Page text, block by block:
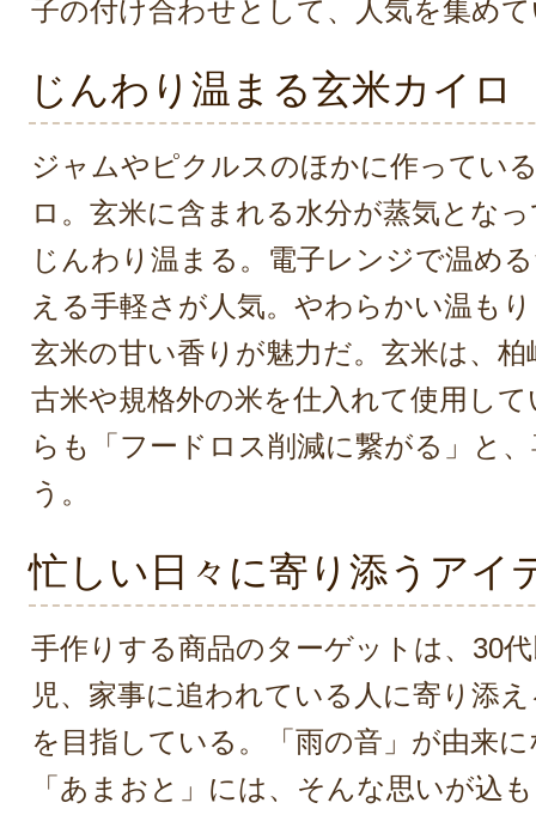
子の付け合わせとして、人気を集め
じんわり温まる玄米カイロ
ジャムやピクルスのほかに作ってい
ロ。玄米に含まれる水分が蒸気とな
じんわり温まる。電子レンジで温め
える手軽さが人気。やわらかい温も
玄米の甘い香りが魅力だ。玄米は、
古米や規格外の米を仕入れて使用し
らも「フードロス削減に繋がる」と
う。
忙しい日々に寄り添うアイ
手作りする商品のターゲットは、30
児、家事に追われている人に寄り添
を目指している。「雨の音」が由来
「あまおと」には、そんな思いが込